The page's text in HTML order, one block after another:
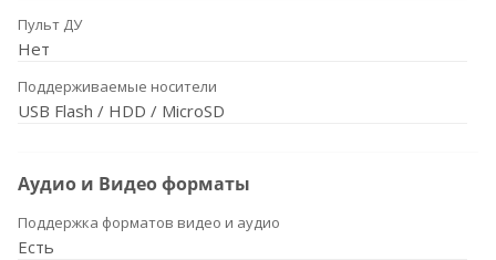
Пульт ДУ
Нет
Поддерживаемые носители
USB Flash / HDD / MicroSD
Аудио и Видео форматы
Поддержка форматов видео и аудио
Есть